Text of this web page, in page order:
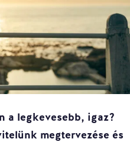
a legkevesebb, igaz?
megtervezése és